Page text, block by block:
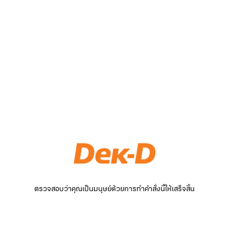
ตรวจสอบว่าคุณเป็นมนุษย์ด้วยการทำคำสั่งนี้ให้เสร็จสิ้น